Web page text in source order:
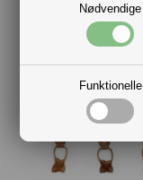
Nødvendige
Funktionelle